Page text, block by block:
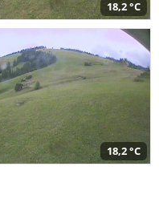
18,2 °C
18,2 °C